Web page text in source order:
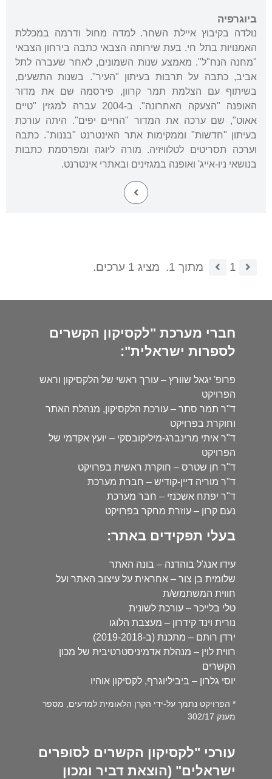
ביוגרפיה
נולדה בקיבוץ איילת השחר. למדה מחול ודרמה במכללת
האמנויות בתל חי. בעת שירותה הצבאי כתבה בירחון הצבאי
"מחנה הנח"ל". מאמצע שנות השמונים, לאחר שעברה לתל
אביב, כתבה על תרבות בעיתון "העיר". בשנות התשעים,
בשיתוף עם הצלמת תמר קרוון, פירסמה שם את מדור
האופנה "הצעקה האחרונה". ב-2004 עברה למגזין "טיים
אאוט", שם ערכה את המדור "החיים יפים". היתה עורכת
בעיתון "חדשות" וממקימות אתר האינטרנט "בננות". כתבה
וערכה תסריטים לטלוויזיה. מורה ליוגה ומפרסמת כתבות
בנושאי ניו-אייג' ואופנה במגזינים ובאתרי אינטרנט.
1 מתוך 1. מציג 1 ערכים.
חברי מערכת "לקסיקון הקשרים
לספרות ישראלית":
פרופ' יגאל שוורץ – עורך ראשי של הלקסיקון וראש
הפרויקט
ד"ר תמר סתר – עורכת הלקסיקון, מנהלת האתר
וחוקרת בפרויקט
ד"ר איתי מרינברג-מיליקובסקי – יועץ אקדמי של
הפרויקט
ד"ר חן שטרס – חוקרת ראשית בפרויקט
ד"ר מוריה דיין-קודיש – חברת מערכת
ד"ר יפתח אשכנזי – חבר מערכת
נעם קרון – עוזרת מחקר בפרויקט
בעלי תפקידים באתר:
עידו אנג'ל בוהדנה – בונה האתר
שלומית בן צור – אחראית על עיצוב האתר ועל
חווית המשתמש/ת
טלי בלייכר – עורכת לשונית
נורית וינד קידרון – מעצבת הלוגו
ירדן רותם – מתכנת (ב-2019-2018)
רווית לוין – מנהלת אדמיניסטרטיבית של מכון
הקשרים
יוסי גלרון – ביביליוגרף, לקסיקון אוהיו
* הפרויקט נתמך על-ידי הקרן הלאומית למדעים, מספר
מענק 302/17
עורכי "לקסיקון הקשרים לסופרים
ישראלים" (הוצאת דביר ומכון